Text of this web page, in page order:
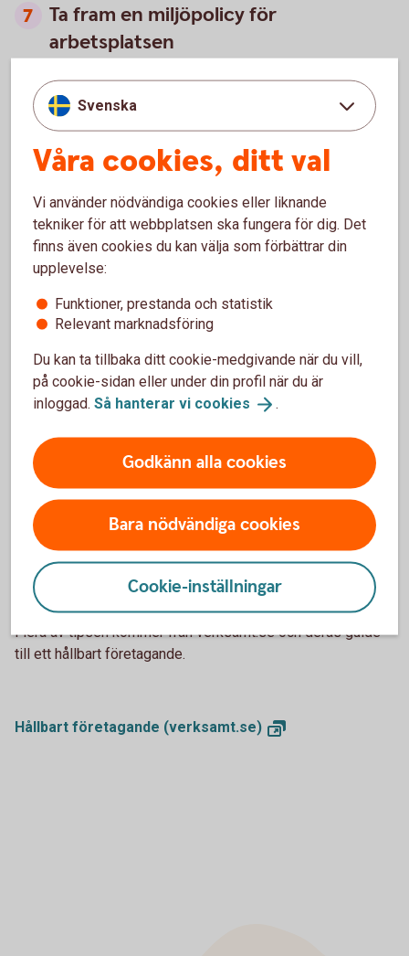
Ta fram en miljöpolicy för
arbetsplatsen
arbetsgivare.
Försök hålla möten som kräver resor digitalt. Välj
Håll hållbarhetsarbetet levande i
företaget
Vad mer kan och vill ni göra? Inte bara gör det miljön
en tjänst, många företag upplever också att man blir
mer attraktiv som arbetsgivare. Underskatta inte
ambassadörer. Många brinner för ämnet och kan bidra
till att arbetet snabbare får fäste och blir enklare att
genomföra.
Kommunicera om ert miljöarbete
Konsumenter och potentiella medarbetare vill veta.
Den omställning som nu sker i samhället har på ett naturligt
sätt fört in flera av punkterna ovan i företagens verksamhet,
såsom energieffektiviseringar, grön energi och fler digitala
möten som några tydliga exempel. Många företag har
också vässat sina hållbarhetsmål, med exempelvis krav på
färre flygresor framåt.
Flera av tipsen kommer från verksamt.se och deras guide
till ett hållbart företagande.
Hållbart företagande (verksamt.se)
Svenska
Våra cookies, ditt val
Vi använder nödvändiga cookies eller liknande
tekniker för att webbplatsen ska fungera för dig. Det
finns även cookies du kan välja som förbättrar din
upplevelse:
Funktioner, prestanda och statistik
Relevant marknadsföring
Du kan ta tillbaka ditt cookie-medgivande när du vill,
på cookie-sidan eller under din profil när du är
inloggad. Så hanterar vi cookies .
Godkänn alla cookies
Bara nödvändiga cookies
Cookie-inställningar